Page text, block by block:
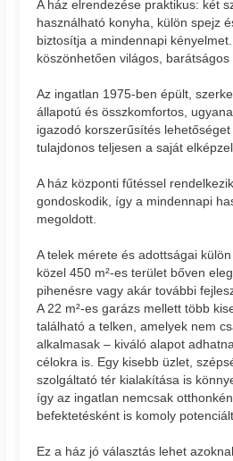
A ház elrendezése praktikus: két
használható konyha, külön spejz
biztosítja a mindennapi
köszönhetően világos, barátságos
Az ingatlan 1975-ben épült,
állapotú és összkomfortos,
igazodó korszerűsítés
tulajdonos teljesen a saját
A ház központi fűtéssel
gondoskodik, így a mindennapi
megoldott.
A telek mérete és adottságai
közel 450 m²-es terület bőven
pihenésre vagy akár további
A 22 m²-es garázs mellett több
található a telken, amelyek nem
alkalmasak – kiváló alapot
célokra is. Egy kisebb üzlet,
szolgáltató tér kialakítása is
így az ingatlan nemcsak
befektetésként is komoly
Ez a ház jó választás lehet